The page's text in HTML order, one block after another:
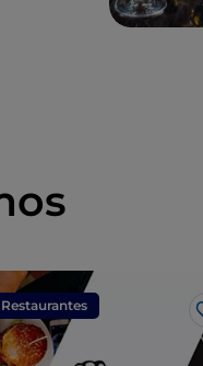
Restaurantes